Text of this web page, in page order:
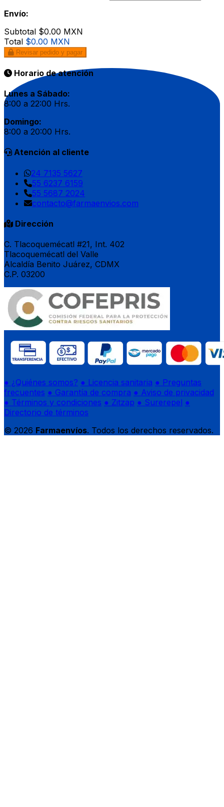
Envío:
Subtotal $0.00 MXN
Total $0.00 MXN
Revisar pedido y pagar
Horario de atención
Lunes a Sábado:
8:00 a 22:00 Hrs.
Domingo:
8:00 a 20:00 Hrs.
Atención al cliente
24 7135 5627
55 6237 6159
55 5687 2024
contacto@farmaenvios.com
Dirección
C. Tlacoquemécatl #21, Int. 402
Tlacoquemécatl del Valle
Alcaldía Benito Juárez, CDMX
C.P. 03200
● ¿Quiénes somos? ● Licencia sanitaria ● Preguntas
frecuentes ● Garantía de compra ● Aviso de privacidad
● Términos y condiciones ● Zitzap ● Surerepel ●
Directorio de términos
© 2026 Farmaenvíos. Todos los derechos reservados.